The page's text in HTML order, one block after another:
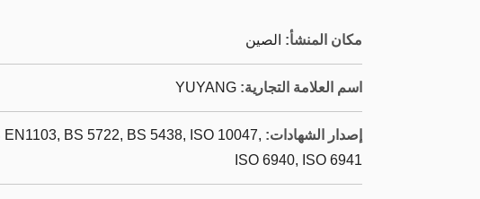
مكان المنشأ: الصين
اسم العلامة التجارية: YUYANG
إصدار الشهادات: BS 5722, BS 5438, ISO 10047,
ISO 6940, ISO 6941